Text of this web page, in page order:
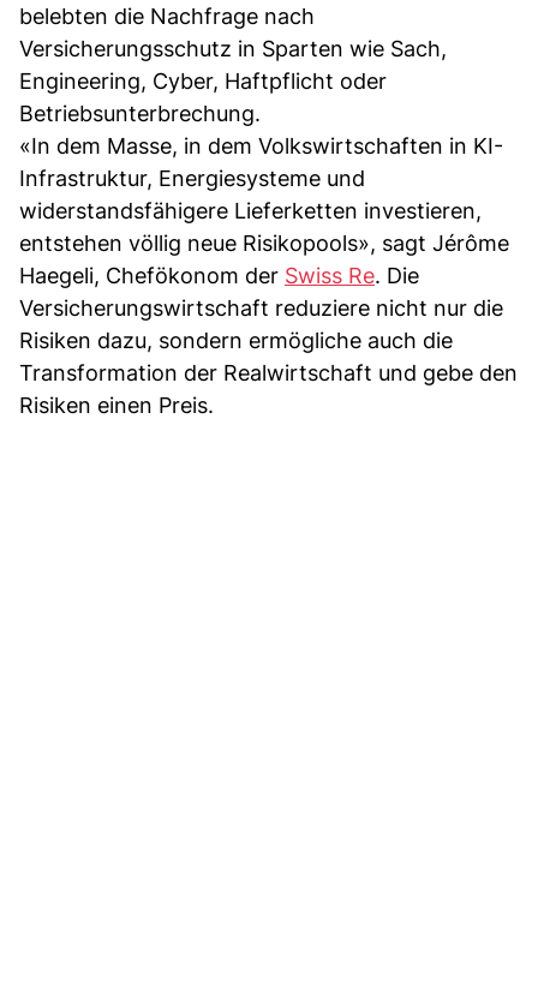
belebten die Nachfrage nach
Versicherungsschutz in Sparten wie Sach,
Engineering, Cyber, Haftpflicht oder
Betriebsunterbrechung.
«In dem Masse, in dem Volkswirtschaften in KI-
Infrastruktur, Energiesysteme und
widerstandsfähigere Lieferketten investieren,
entstehen völlig neue Risikopools», sagt Jérôme
Haegeli, Chefökonom der Swiss Re. Die
Versicherungswirtschaft reduziere nicht nur die
Risiken dazu, sondern ermögliche auch die
Transformation der Realwirtschaft und gebe den
Risiken einen Preis.